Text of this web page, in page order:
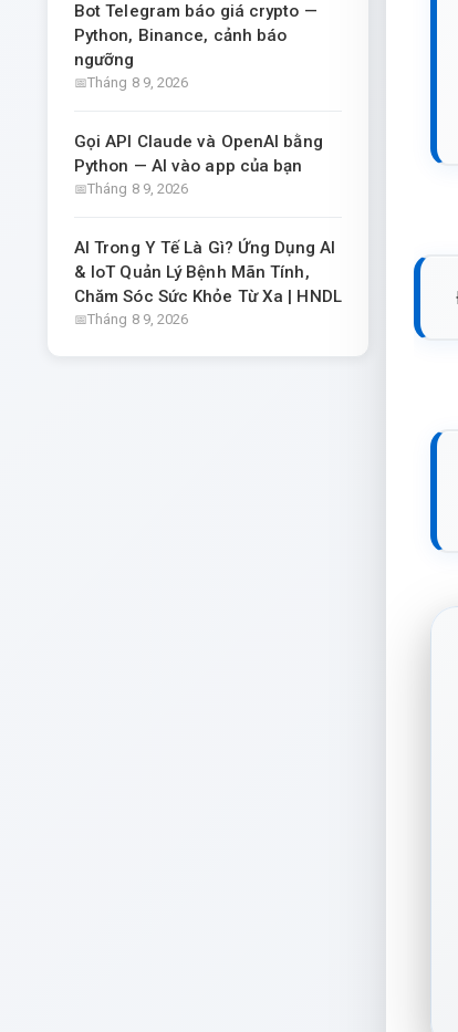
Bot Telegram báo giá crypto —
Python, Binance, cảnh báo
ngưỡng
Tháng 8 9, 2026
Gọi API Claude và OpenAI bằng
Python — AI vào app của bạn
Tháng 8 9, 2026
AI Trong Y Tế Là Gì? Ứng Dụng AI
& IoT Quản Lý Bệnh Mãn Tính,
Chăm Sóc Sức Khỏe Từ Xa | HNDL
Tháng 8 9, 2026